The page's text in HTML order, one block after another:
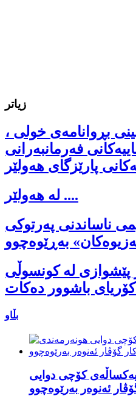
زیاتر
بڕوانامەی خولی ،
فەرمانبەرانی
پارێزگای هەولێر
لە هەولێر ....
ناساندنی پەرتوکی
بەڕێوەچوو
پێشوازی لە کونسوڵی
باشوور دەکات
بڵاو
کۆچی دوایی
ئەنوەر بەرێوەچوو